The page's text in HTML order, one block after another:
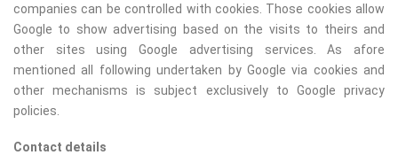
companies can be controlled with cookies. Those cookies allow
Google to show advertising based on the visits to theirs and
other sites using Google advertising services. As afore
mentioned all following undertaken by Google via cookies and
other mechanisms is subject exclusively to Google privacy
policies.
Contact details